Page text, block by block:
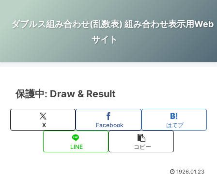
ダブルス組み合わせ(乱数表) 組み合わせ表示用Web
サイト
保護中: Draw & Result
X Facebook はてブ
LINE コピー
1926.01.23